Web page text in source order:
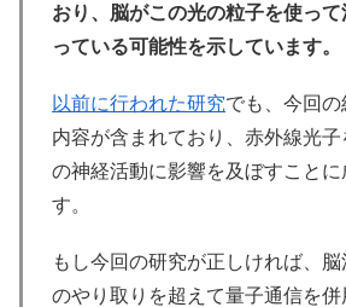
おり、脳がこの光の粒子を使っ
っている可能性を示しています。
以前に行われた研究でも、今回
内容が含まれており、赤外線光
の神経活動に影響を及ぼすことに
す。
もし今回の研究が正しければ、
のやり取りを超えて量子通信を